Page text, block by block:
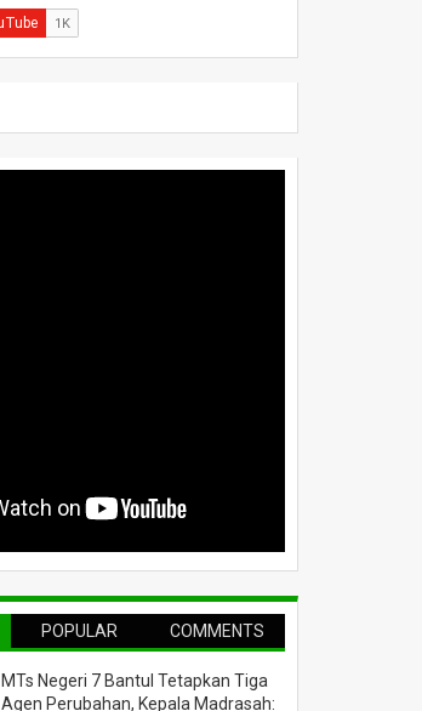
POPULAR COMMENTS
MTs Negeri 7 Bantul Tetapkan Tiga
Agen Perubahan, Kepala Madrasah: